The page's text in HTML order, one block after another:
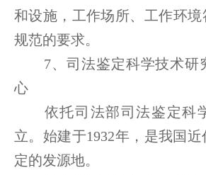
和设施，工作场所、工作环境
规范的要求。
7、司法鉴定科学技术研
心
依托司法部司法鉴定科
立。始建于1932年，是我国
定的发源地。